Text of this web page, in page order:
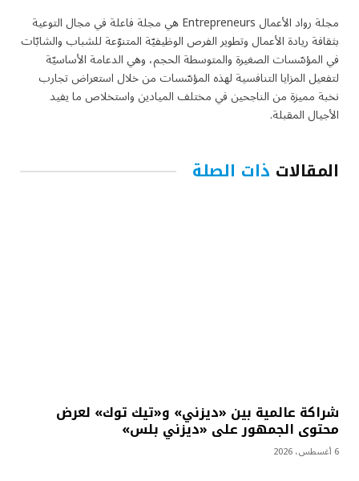
مجلة رواد الأعمال Entrepreneurs هي مجلة فاعلة في مجال التوعية
بثقافة ريادة الأعمال وتطوير الفرص الوظيفيّة المتنوّعة للشباب والشابّات
في المؤسّسات الصغيرة والمتوسطة الحجم، وهي الدعامة الأساسيّة
لتفعيل المزايا التنافسية لهذه المؤسّسات من خلال استعراض تجارب
نخبة مميزة من الناجحين في مختلف الميادين واستخلاص ما يفيد
الأجيال المقبلة.
المقالات ذات الصلة
شراكة عالمية بين «ديزني» و«تيك توك» لعرض
محتوى الجمهور على «ديزني بلس»
6 أغسطس، 2026